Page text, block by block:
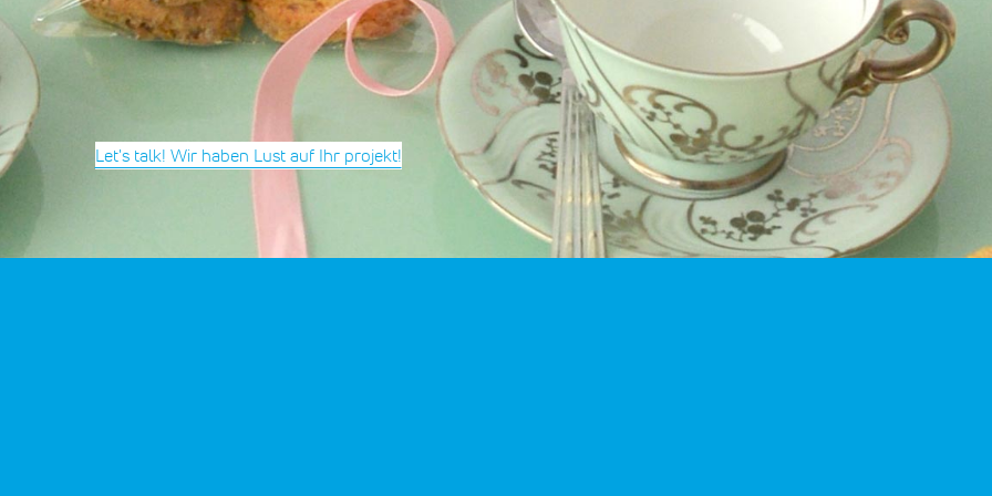
Let's talk! Wir haben Lust auf Ihr projekt!